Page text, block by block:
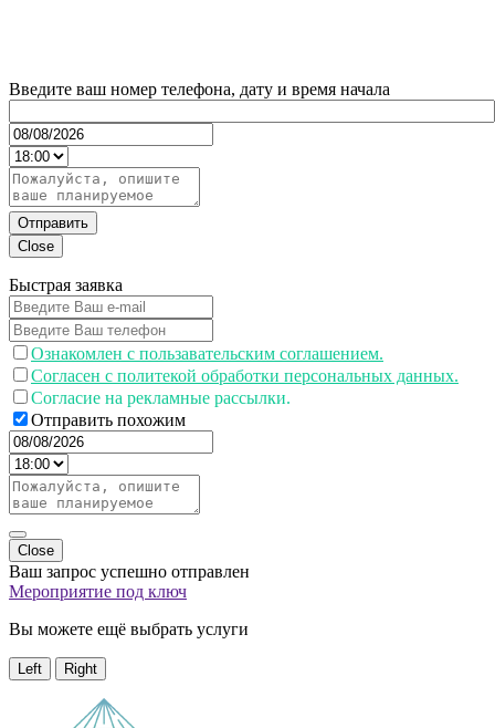
Введите ваш номер телефона, дату и время начала
Отправить
Close
Быстрая заявка
Ознакомлен с пользавательским соглашением.
Согласен с политекой обработки персональных данных.
Согласие на рекламные рассылки.
Отправить похожим
Close
Ваш запрос успешно отправлен
Мероприятие под ключ
Вы можете ещё выбрать услуги
Left Right